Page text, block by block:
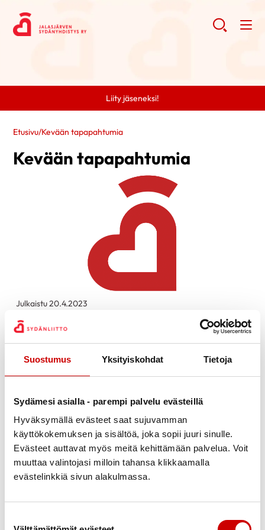
Suostumus Yksityiskohdat Tietoja
Sydämesi asialla - parempi palvelu evästeillä
Hyväksymällä evästeet saat sujuvamman
käyttökokemuksen ja sisältöä, joka sopii juuri sinulle.
Evästeet auttavat myös meitä kehittämään palvelua. Voit
muuttaa valintojasi milloin tahansa klikkaamalla
evästelinkkiä sivun alakulmassa.
Liity jäseneksi!
Etusivu/Kevään tapapahtumia
Kevään tapapahtumia
Julkaistu 20.4.2023
Jaa Whatsapp
Heippa kaikille!
Muistuttaiasin parista tapahtumasta huhti-
27.4. 2023 klo.17.00-19.00 KERHOILTA
Palveluportissa, vota vietetään VETERAANIPÄIVÄN
merkeissä.
Mukana veteraanikööri ja vierailevana luennoitsijana
tietysti myös arvontaa.